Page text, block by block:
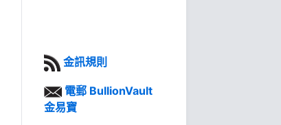
金訊規則
電郵 BullionVault
金易寶